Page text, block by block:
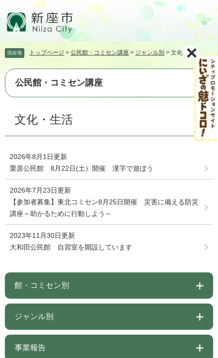
頭
す。
飛
し
て
現在地 トップページ > 公民館・コミセン講座 > ジャンル別 > 文化・生活
公民館・コミセン講座
文化・生活
2026年8月1日更新
栗原公民館 8月22日(土）開催 漢字で遊ぼう
2026年7月23日更新
【参加者募集】東北コミセン8月25日開催 災害に備える防災
講座～助かるために行動しよう～
2023年11月30日更新
大和田公民館 自習室を開設しています
館・コミセン別
ジャンル別
事業報告